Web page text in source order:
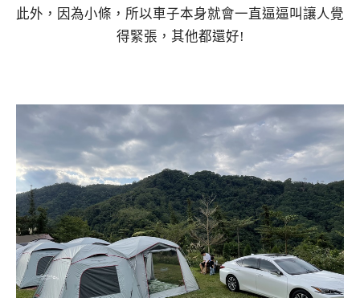
此外，因為小條，所以車子本身就會一直逼逼叫讓人覺
得緊張，其他都還好!